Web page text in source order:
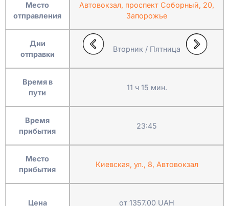
Место
отправления
Дни
отправки
Время в
пути
Время
прибытия
Место
прибытия
Цена
Автовокзал, проспект Соборный, 20,
Запорожье
Вторник / Пятница
11 ч 15 мин.
23:45
Киевская, ул., 8, Автовокзал
от 1357.00 UAH